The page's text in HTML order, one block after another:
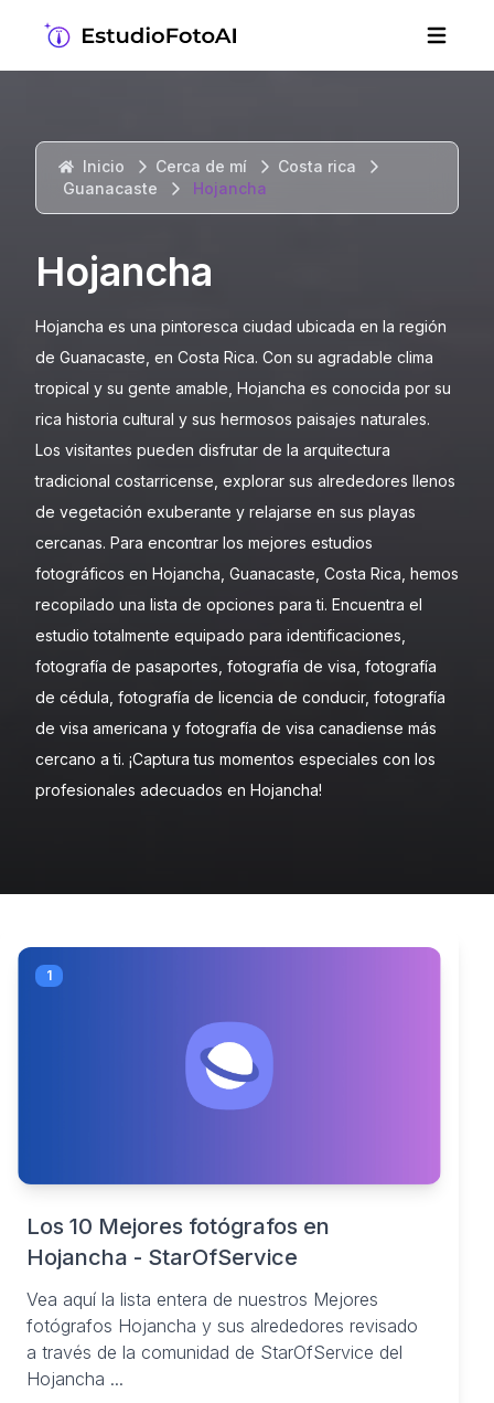
Inicio Cerca de mí
Costa rica
Guanacaste
Hojancha
Hojancha
Hojancha es una pintoresca ciudad ubicada en la región
de Guanacaste, en Costa Rica. Con su agradable clima
tropical y su gente amable, Hojancha es conocida por su
rica historia cultural y sus hermosos paisajes naturales.
Los visitantes pueden disfrutar de la arquitectura
tradicional costarricense, explorar sus alrededores llenos
de vegetación exuberante y relajarse en sus playas
cercanas. Para encontrar los mejores estudios
fotográficos en Hojancha, Guanacaste, Costa Rica, hemos
recopilado una lista de opciones para ti. Encuentra el
estudio totalmente equipado para identificaciones,
fotografía de pasaportes, fotografía de visa, fotografía
de cédula, fotografía de licencia de conducir, fotografía
de visa americana y fotografía de visa canadiense más
cercano a ti. ¡Captura tus momentos especiales con los
profesionales adecuados en Hojancha!
1
Los 10 Mejores fotógrafos en
Hojancha - StarOfService
Vea aquí la lista entera de nuestros Mejores
fotógrafos Hojancha y sus alrededores revisado
a través de la comunidad de StarOfService del
Hojancha ...